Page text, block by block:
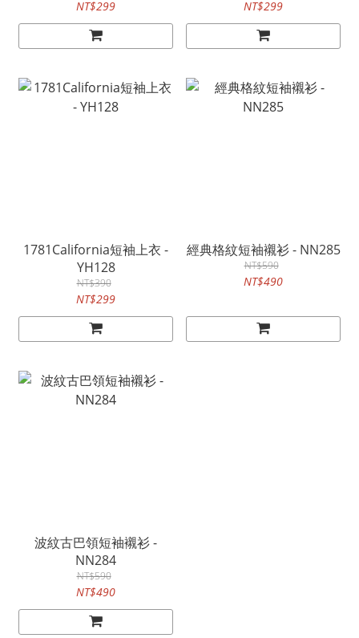
NT$299 NT$299
1781California短袖上衣 -
YH128
NT$390
NT$299
經典格紋短袖襯衫 - NN285
NT$590
NT$490
波紋古巴領短袖襯衫 -
NN284
NT$590
NT$490